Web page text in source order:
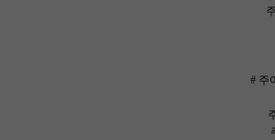
# 주